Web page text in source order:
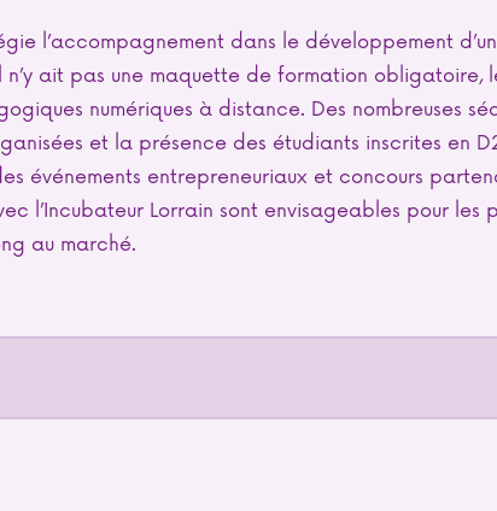
l’accompagnement dans le développement
n’y ait pas une maquette de formation
numériques à distance. Des nombreuses
et la présence des étudiants inscrites en
événements entrepreneuriaux et concours
l’Incubateur Lorrain sont envisageables pour
au marché.